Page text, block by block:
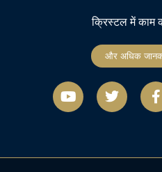
क्रिस्टल में काम
और अधिक
यू
ट्यू
ब
ट्वि
ट
र
स
बु
ए